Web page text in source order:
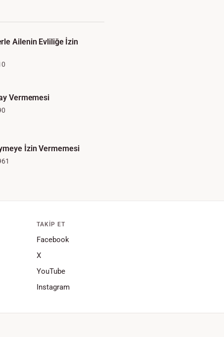
Ailenin Evliliğe İzin
Vermemesi
İzin Vermemesi
TAKIP ET
Facebook
X
YouTube
Instagram